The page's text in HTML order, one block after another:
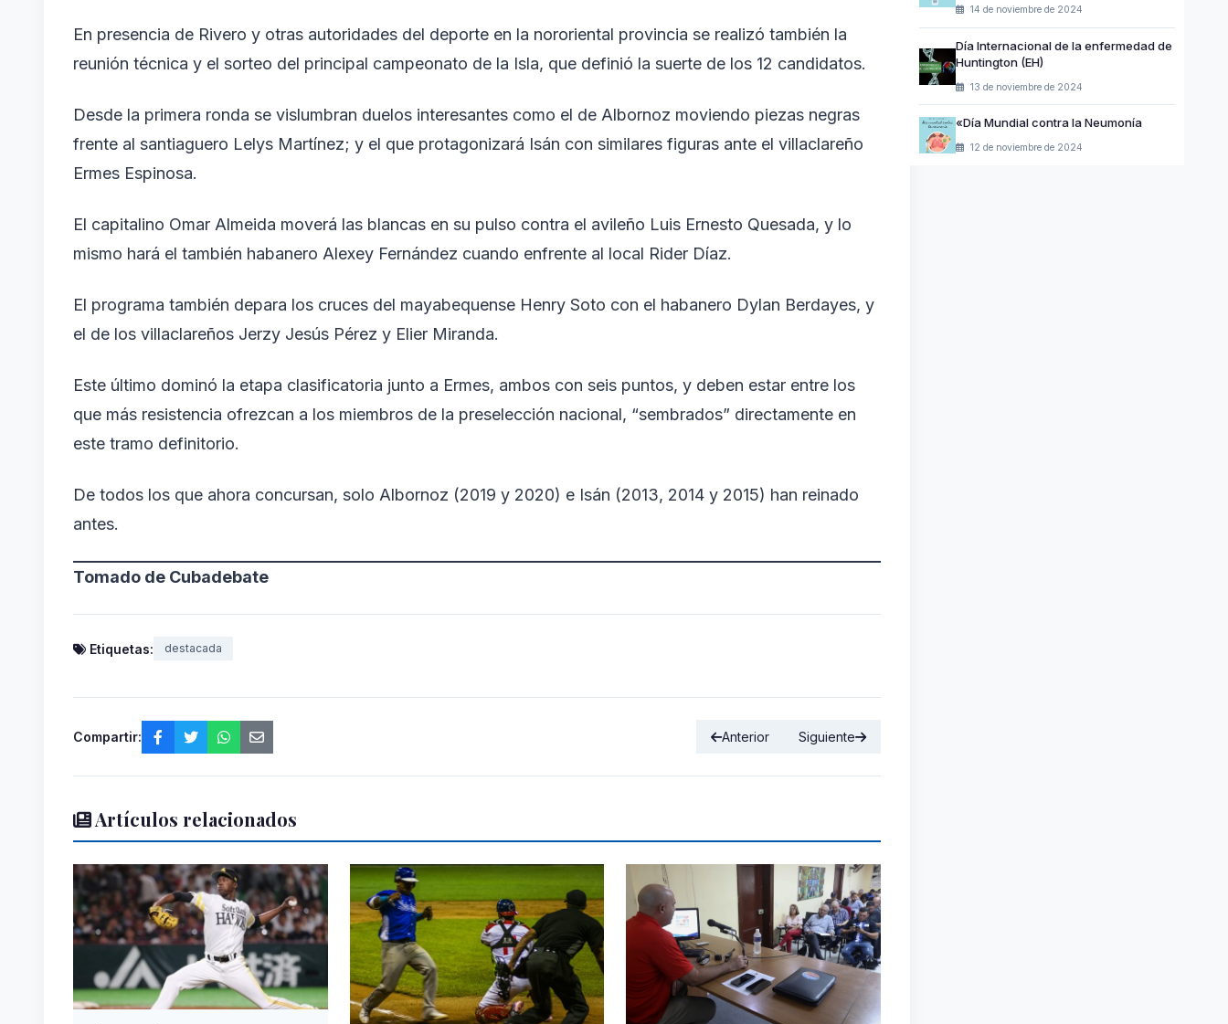
En presencia de Rivero y otras autoridades del deporte en la nororiental provincia se realizó también la
reunión técnica y el sorteo del principal campeonato de la Isla, que definió la suerte de los 12 candidatos.
Desde la primera ronda se vislumbran duelos interesantes como el de Albornoz moviendo piezas negras
frente al santiaguero Lelys Martínez; y el que protagonizará Isán con similares figuras ante el villaclareño
Ermes Espinosa.
El capitalino Omar Almeida moverá las blancas en su pulso contra el avileño Luis Ernesto Quesada, y lo
mismo hará el también habanero Alexey Fernández cuando enfrente al local Rider Díaz.
El programa también depara los cruces del mayabequense Henry Soto con el habanero Dylan Berdayes, y
el de los villaclareños Jerzy Jesús Pérez y Elier Miranda.
Este último dominó la etapa clasificatoria junto a Ermes, ambos con seis puntos, y deben estar entre los
que más resistencia ofrezcan a los miembros de la preselección nacional, “sembrados” directamente en
este tramo definitorio.
De todos los que ahora concursan, solo Albornoz (2019 y 2020) e Isán (2013, 2014 y 2015) han reinado
antes.
Tomado de Cubadebate
Etiquetas: destacada
Compartir: Anterior Siguiente
Artículos relacionados
14 de noviembre de 2024
Día Internacional de la enfermedad de
Huntington (EH)
13 de noviembre de 2024
«Día Mundial contra la Neumonía
12 de noviembre de 2024